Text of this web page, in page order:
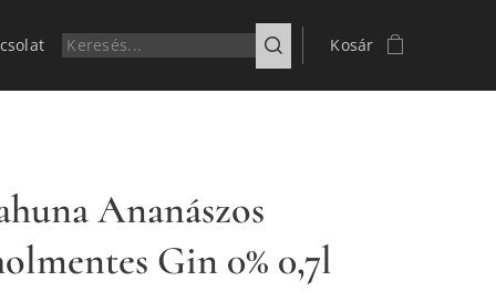
Kosár
Ananászos
Gin 0% 0,7l